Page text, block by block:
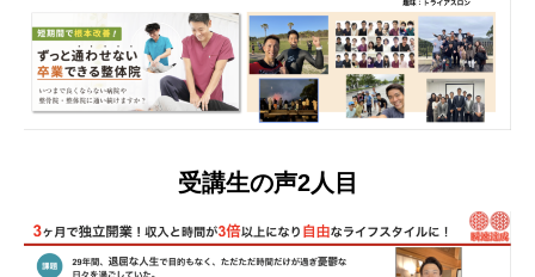
受講生の声2人目